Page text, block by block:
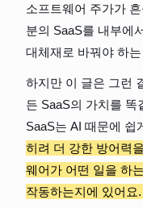
소프트웨어 주가가
분의 SaaS를 내부에
대체재로 바꿔야 하
하지만 이 글은 그런
든 SaaS의 가치를 똑
SaaS는 AI 때문에 쉽
히려 더 강한 방어력
웨어가 어떤 일을 하
작동하는지에 있어요.